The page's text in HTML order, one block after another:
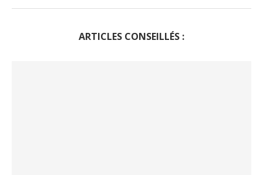
ARTICLES CONSEILLÉS :